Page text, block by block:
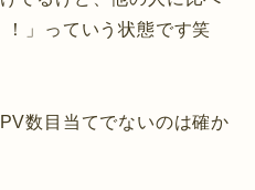
」っていう状態です笑
数目当てでないのは確か